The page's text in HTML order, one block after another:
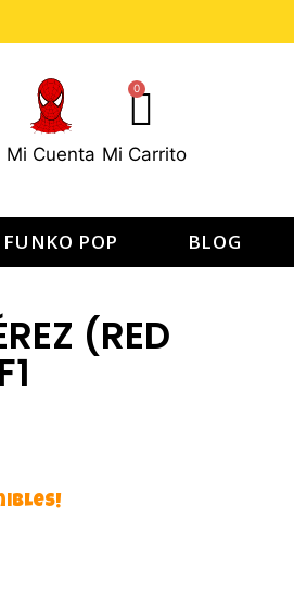
Mi Cuenta
0
Mi Carrito
FUNKO POP BLOG
(RED